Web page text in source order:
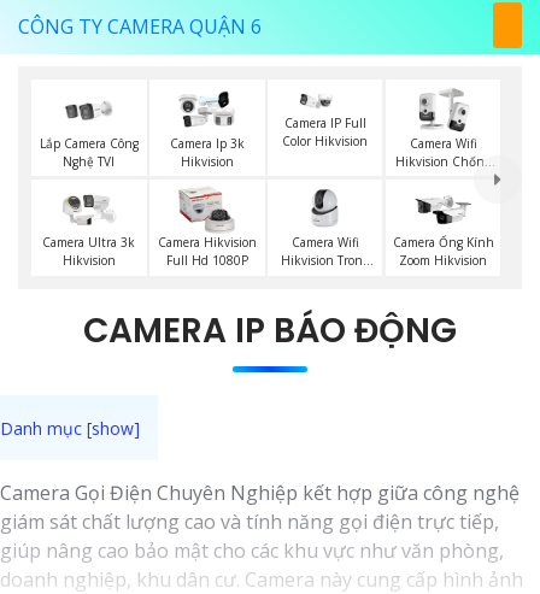
CÔNG TY CAMERA QUẬN 6
Lắp Camera Công
Nghệ TVI
Camera Ip 3k
Hikvision
Camera IP Full
Color Hikvision
Camera Wifi
Hikvision Chống
Camera Ultra 3k
Hikvision
Camera Hikvision
Full Hd 1080P
Camera Wifi
Hikvision Trong
Camera Ống Kính
Zoom Hikvision
CAMERA IP BÁO ĐỘNG
Camera Gọi Điện Chuyên Nghiệp kết hợp giữa công nghệ
giám sát chất lượng cao và tính năng gọi điện trực tiếp,
giúp nâng cao bảo mật cho các khu vực như văn phòng,
doanh nghiệp, khu dân cư. Camera này cung cấp hình ảnh